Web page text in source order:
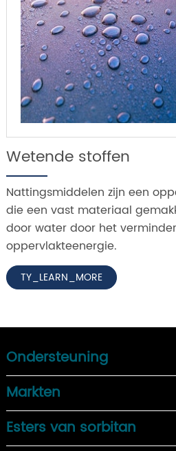
Wetende stoffen
Nattingsmiddelen zijn een
die een vast materiaal
door water door het
oppervlakteenergie.
TY_LEARN_MORE
Ondersteuning
Markten
Esters van sorbitan